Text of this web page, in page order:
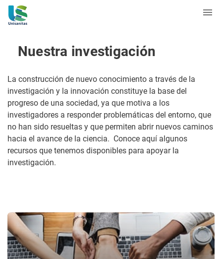
Nuestra investigación
La construcción de nuevo conocimiento a través de la
investigación y la innovación constituye la base del
progreso de una sociedad, ya que motiva a los
investigadores a responder problemáticas del entorno, que
no han sido resueltas y que permiten abrir nuevos caminos
hacia el avance de la ciencia. Conoce aquí algunos
recursos que tenemos disponibles para apoyar la
investigación.